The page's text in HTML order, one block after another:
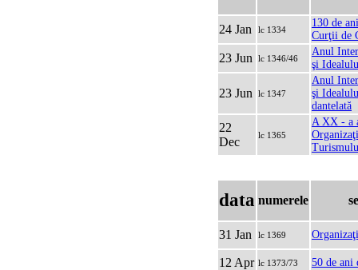
24 Jan lc 1334
130 de
Curţii de
23 Jun lc 1346/46
Anul
şi
23 Jun lc 1347
Anul
şi
dantelată
22
Dec
lc 1365
A XX - a
data numerele
31 Jan lc 1369
12 Apr lc 1373/73 50 de ani